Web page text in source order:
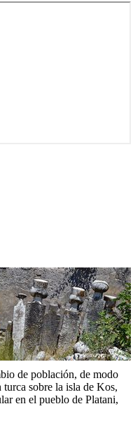
de población, de modo
sobre la isla de Kos,
en el pueblo de Platani,